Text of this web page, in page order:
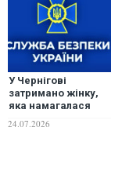
У Чернігові
затримано жінку,
яка намагалася
військовим
24.07.2026